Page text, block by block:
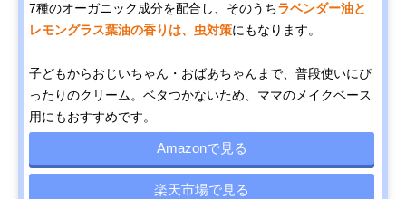
7種のオーガニック成分を配合し、そのうちラベンダー油と
レモングラス葉油の香りは、虫対策にもなります。
子どもからおじいちゃん・おばあちゃんまで、普段使いにぴ
ったりのクリーム。ベタつかないため、ママのメイクベース
用にもおすすめです。
Amazonで見る
楽天市場で見る